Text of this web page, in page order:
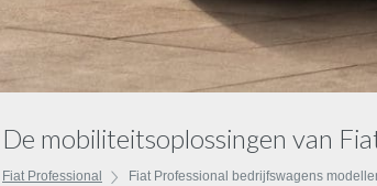
De mobiliteitsoplossingen van
Fiat Professional Fiat Professional bedrijfswagens